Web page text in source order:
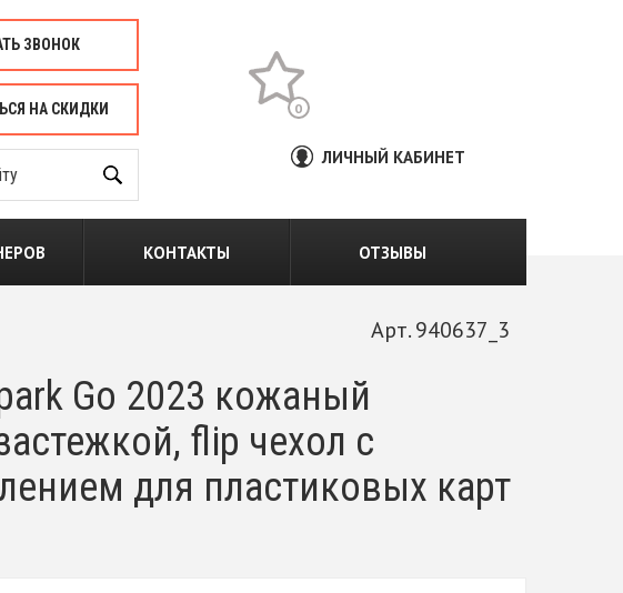
ЗВОНОК
НА СКИДКИ 0
ЛИЧНЫЙ КАБИНЕТ
КОНТАКТЫ ОТЗЫВЫ
Арт. 940637_3
Go 2023 кожаный
flip чехол с
для пластиковых карт